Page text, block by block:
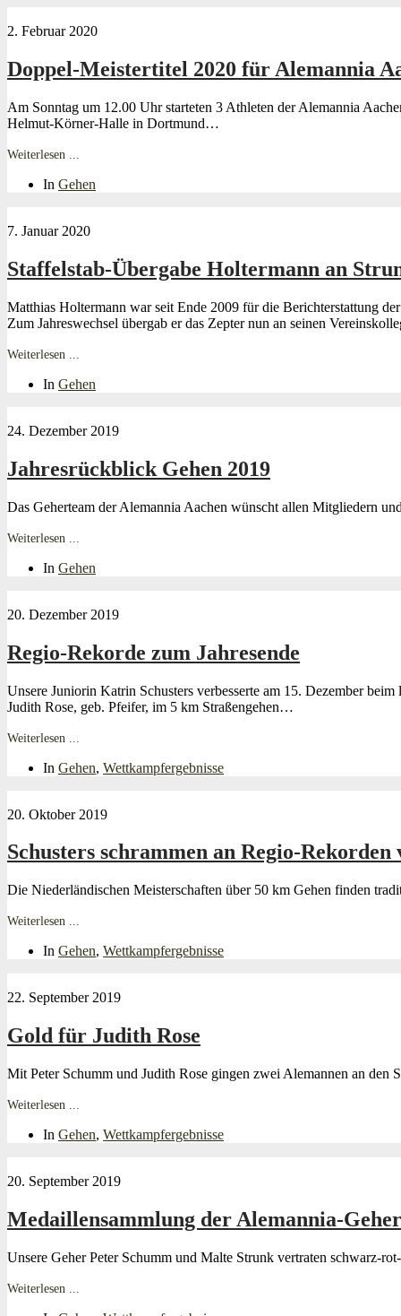
2. Februar 2020
Doppel-Meistertitel 2020 für Alemannia
Am Sonntag um 12.00 Uhr starteten 3 Athleten der Alemannia
Helmut-Körner-Halle in Dortmund…
Weiterlesen ...
In Gehen
7. Januar 2020
Staffelstab-Übergabe Holtermann an
Matthias Holtermann war seit Ende 2009 für die Berichterstattung
Zum Jahreswechsel übergab er das Zepter nun an seinen
Weiterlesen ...
In Gehen
24. Dezember 2019
Jahresrückblick Gehen 2019
Das Geherteam der Alemannia Aachen wünscht allen Mitgliedern
Weiterlesen ...
In Gehen
20. Dezember 2019
Regio-Rekorde zum Jahresende
Unsere Juniorin Katrin Schusters verbesserte am 15. Dezember
Judith Rose, geb. Pfeifer, im 5 km Straßengehen…
Weiterlesen ...
In Gehen, Wettkampfergebnisse
20. Oktober 2019
Schusters schrammen an Regio-Rekorden
Die Niederländischen Meisterschaften über 50 km Gehen finden
Weiterlesen ...
In Gehen, Wettkampfergebnisse
22. September 2019
Gold für Judith Rose
Mit Peter Schumm und Judith Rose gingen zwei Alemannen an den
Weiterlesen ...
In Gehen, Wettkampfergebnisse
20. September 2019
Medaillensammlung der Alemannia-Geher
Unsere Geher Peter Schumm und Malte Strunk vertraten schwarz-
Weiterlesen ...